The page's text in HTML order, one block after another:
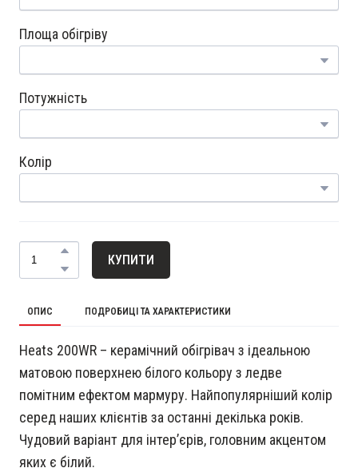
Площа обігріву
Потужність
Колір
КУПИТИ
ОПИС ПОДРОБИЦІ ТА ХАРАКТЕРИСТИКИ
Heats 200WR – керамічний обігрівач з ідеальною
матовою поверхнею білого кольору з ледве
помітним ефектом мармуру. Найпопулярніший колір
серед наших клієнтів за останні декілька років.
Чудовий варіант для інтер’єрів, головним акцентом
яких є білий.